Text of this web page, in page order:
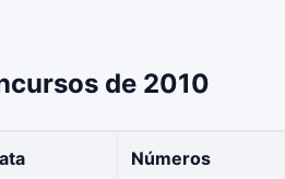
de 2010
Números